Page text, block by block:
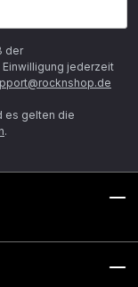
der
Einwilligung jederzeit
es gelten die
.